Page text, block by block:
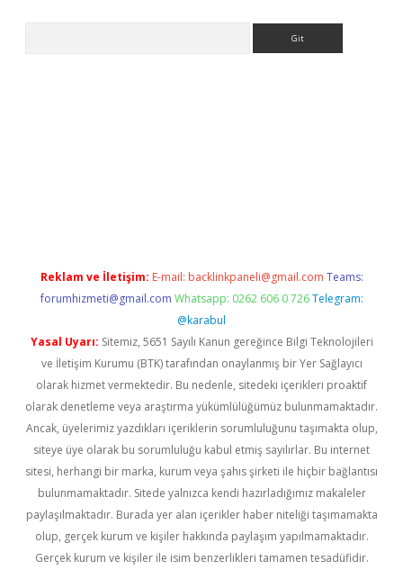
Reklam ve İletişim: E-mail: backlinkpaneli@gmail.com Teams:
forumhizmeti@gmail.com Whatsapp: 0262 606 0 726 Telegram:
@karabul
Yasal Uyarı: Sitemiz, 5651 Sayılı Kanun gereğince Bilgi Teknolojileri
ve İletişim Kurumu (BTK) tarafından onaylanmış bir Yer Sağlayıcı
olarak hizmet vermektedir. Bu nedenle, sitedeki içerikleri proaktif
olarak denetleme veya araştırma yükümlülüğümüz bulunmamaktadır.
Ancak, üyelerimiz yazdıkları içeriklerin sorumluluğunu taşımakta olup,
siteye üye olarak bu sorumluluğu kabul etmiş sayılırlar. Bu internet
sitesi, herhangi bir marka, kurum veya şahıs şirketi ile hiçbir bağlantısı
bulunmamaktadır. Sitede yalnızca kendi hazırladığımız makaleler
paylaşılmaktadır. Burada yer alan içerikler haber niteliği taşımamakta
olup, gerçek kurum ve kişiler hakkında paylaşım yapılmamaktadır.
Gerçek kurum ve kişiler ile isim benzerlikleri tamamen tesadüfidir.